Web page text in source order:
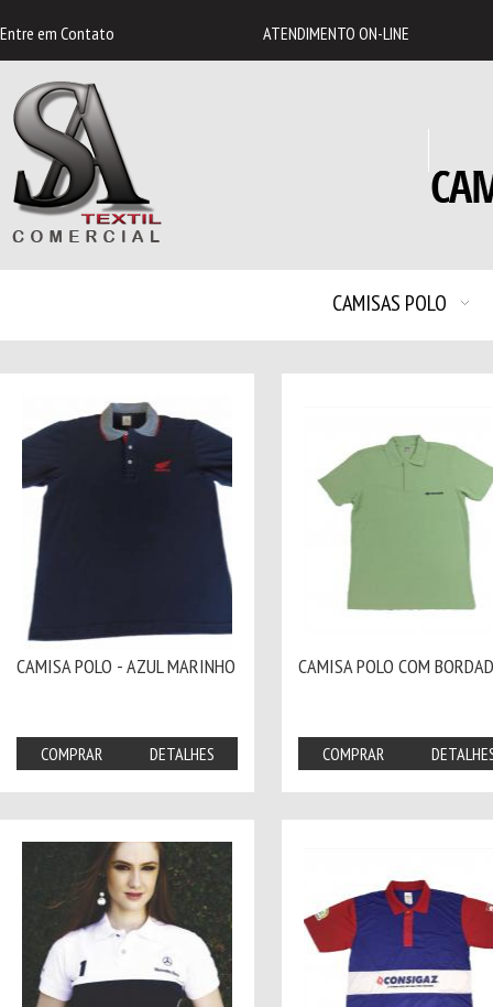
Entre em Contato ATENDIMENTO ON-LINE
CAMISAS POLO
CAMISA POLO - AZUL MARINHO
COMPRAR DETALHES
CAMISA POLO COM
COMPRAR